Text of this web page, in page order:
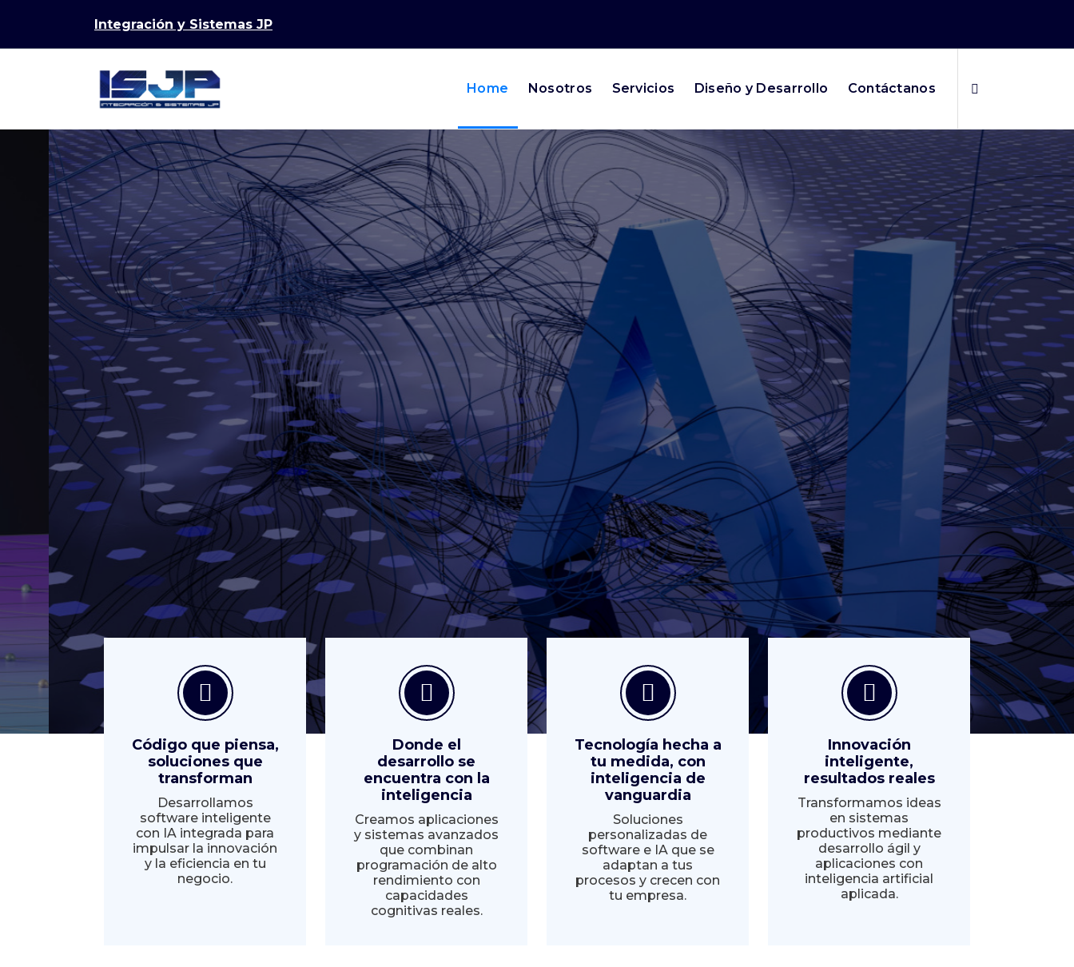
contenido
Integración y Sistemas JP
Home Nosotros Servicios Diseño y Desarrollo Contáctanos
Inteligencia Artificial Aplicada a Resultados Reales
Automatización inteligente
que impulsa el rendimiento
La Inteligencia Artificial no es solo tecnología del futuro: es una herramienta
poderosa disponible hoy. Nuestros desarrollos están orientados a resolver
problemas concretos: reducir costos, mejorar la experiencia del cliente y facilitar
la toma de decisiones con datos inteligentes y en tiempo real.
Código que piensa,
soluciones que
transforman
Desarrollamos
software inteligente
con IA integrada para
impulsar la innovación
y la eficiencia en tu
negocio.
Donde el
desarrollo se
encuentra con la
inteligencia
Creamos aplicaciones
y sistemas avanzados
que combinan
programación de alto
rendimiento con
capacidades
cognitivas reales.
Tecnología hecha a
tu medida, con
inteligencia de
vanguardia
Soluciones
personalizadas de
software e IA que se
adaptan a tus
procesos y crecen con
tu empresa.
Innovación
inteligente,
resultados reales
Transformamos ideas
en sistemas
productivos mediante
desarrollo ágil y
aplicaciones con
inteligencia artificial
aplicada.